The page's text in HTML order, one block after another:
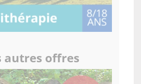
autres offres